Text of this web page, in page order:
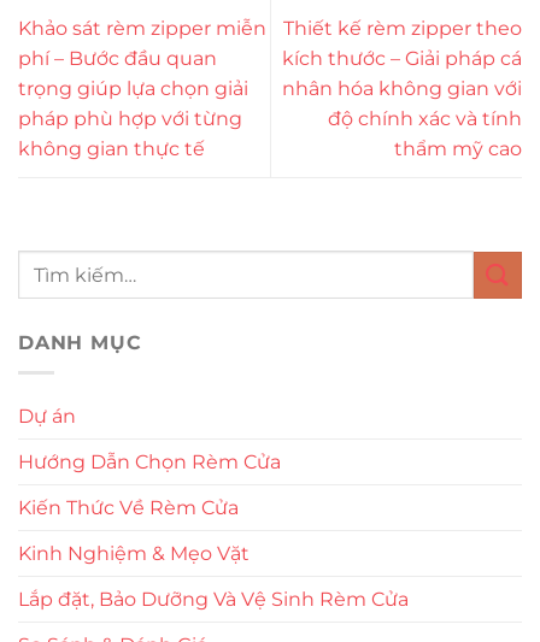
Khảo sát rèm zipper miễn
phí – Bước đầu quan
trọng giúp lựa chọn giải
pháp phù hợp với từng
không gian thực tế
Thiết kế rèm zipper theo
kích thước – Giải pháp cá
nhân hóa không gian với
độ chính xác và tính
thẩm mỹ cao
DANH MỤC
Dự án
Hướng Dẫn Chọn Rèm Cửa
Kiến Thức Về Rèm Cửa
Kinh Nghiệm & Mẹo Vặt
Lắp đặt, Bảo Dưỡng Và Vệ Sinh Rèm Cửa